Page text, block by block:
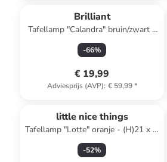
Brilliant
Tafellamp "Calandra" bruin/zwart -
(B)12 x (H)23,7 x (D)12 cm
-66%
€ 19,99
Adviesprijs (AVP): € 59,99*
little nice things
Tafellamp "Lotte" oranje - (H)21 x Ø
9 cm
-52%